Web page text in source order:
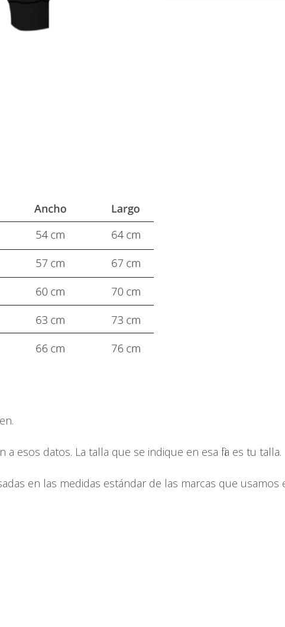
esos datos. La talla que se indique en esa fila es tu talla.
en las medidas estándar de las marcas que usamos